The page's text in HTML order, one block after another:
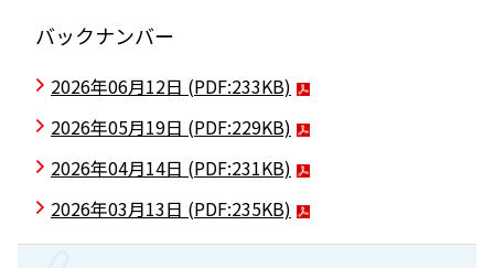
バックナンバー
2026年06月12日 (PDF:233KB)
2026年05月19日 (PDF:229KB)
2026年04月14日 (PDF:231KB)
2026年03月13日 (PDF:235KB)